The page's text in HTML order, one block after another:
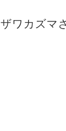
ワカズマ